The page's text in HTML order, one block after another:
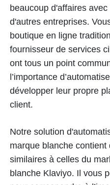
beaucoup d'affaires
d'autres entreprises.
boutique en ligne
fournisseur de services
ont tous un point
l’importance
développer leur propre
client.
Notre solution
marque blanche
similaires à celles du
blanche Klaviyo. Il vous